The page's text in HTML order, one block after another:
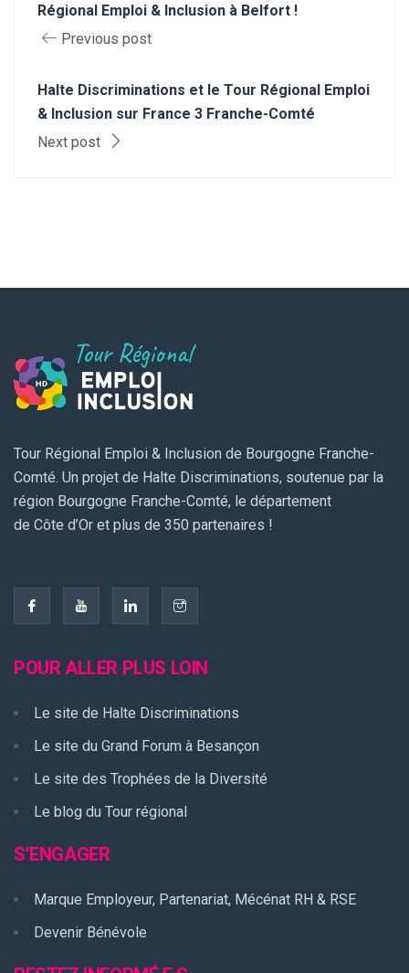
Régional Emploi & Inclusion à Belfort !
Previous post
Halte Discriminations et le Tour Régional Emploi
& Inclusion sur France 3 Franche-Comté
Next post
Tour Régional Emploi & Inclusion de Bourgogne Franche-
Comté. Un projet de Halte Discriminations, soutenue par la
région Bourgogne Franche-Comté, le département
de Côte d’Or et plus de 350 partenaires !
POUR ALLER PLUS LOIN
Le site de Halte Discriminations
Le site du Grand Forum à Besançon
Le site des Trophées de la Diversité
Le blog du Tour régional
S’ENGAGER
Marque Employeur, Partenariat, Mécénat RH & RSE
Devenir Bénévole